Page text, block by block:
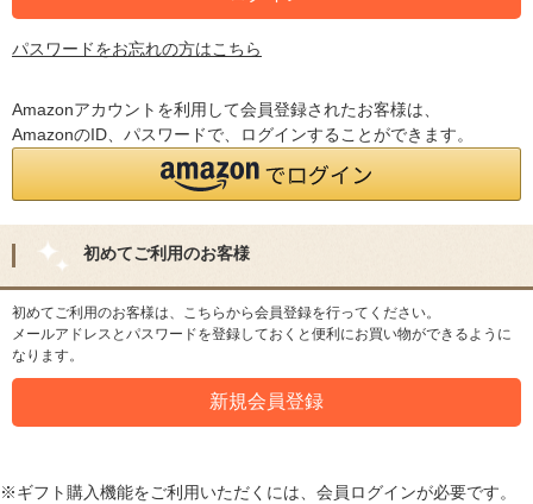
パスワードをお忘れの方はこちら
Amazonアカウントを利用して会員登録されたお客様は、
AmazonのID、パスワードで、ログインすることができます。
初めてご利用のお客様
初めてご利用のお客様は、こちらから会員登録を行ってください。
メールアドレスとパスワードを登録しておくと便利にお買い物ができるように
なります。
※ギフト購入機能をご利用いただくには、会員ログインが必要です。